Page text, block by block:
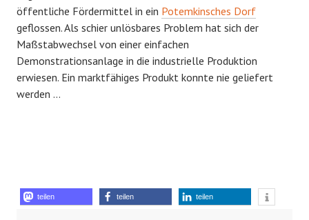
öffentliche Fördermittel in ein Potemkinsches Dorf
geflossen. Als schier unlösbares Problem hat sich der
Maßstabwechsel von einer einfachen
Demonstrationsanlage in die industrielle Produktion
erwiesen. Ein marktfähiges Produkt konnte nie geliefert
werden …
teilen teilen teilen